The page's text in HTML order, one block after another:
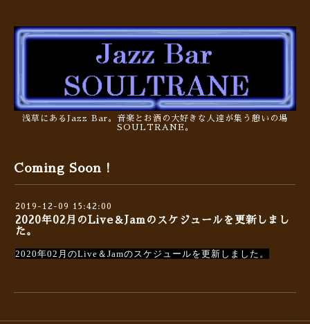
浅草にあるJazz Bar。音楽とお酒の大好きな人達が集う憩いの場
SOULTRANE。
Coming Soon !
2019-12-09 15:42:00
2020年02月のLive＆Jamのスケジュールを更新しまし
た。
2020年02月のLive＆Jamのスケジュールを更新しました。